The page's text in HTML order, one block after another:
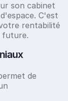
son cabinet
C'est
rentabilité
future.
de